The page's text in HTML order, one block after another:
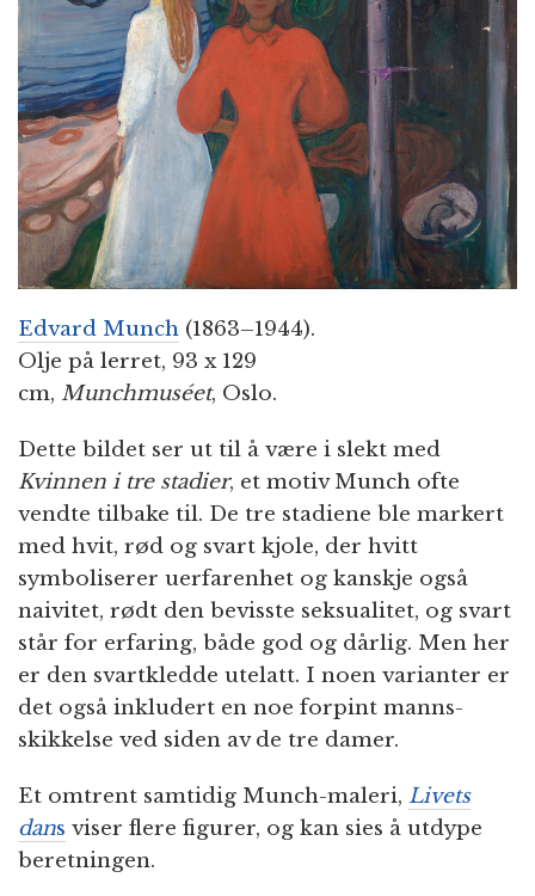
n
Edvard Munch (1863–1944).
Olje på lerret, 93 x 129
cm, Munchmuséet, Oslo.
Dette bildet ser ut til å være i slekt med
Kvinnen i tre stadier, et motiv Munch ofte
vendte tilbake til. De tre stadiene ble markert
med hvit, rød og svart kjole, der hvitt
symboliserer uerfarenhet og kanskje også
naivitet, rødt den bevisste seksualitet, og svart
står for erfaring, både god og dårlig. Men her
er den svartkledde utelatt. I noen varianter er
det også inkludert en noe forpint manns-
skikkelse ved siden av de tre damer.
Et omtrent samtidig Munch-maleri, Livets
dans viser flere figurer, og kan sies å utdype
beretningen.